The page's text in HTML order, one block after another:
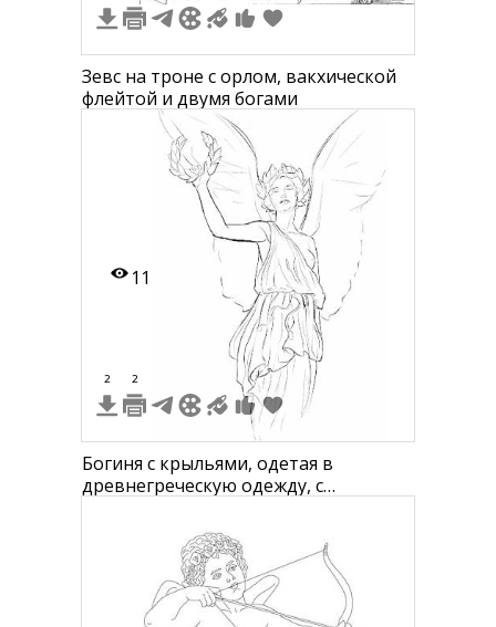
Зевс на троне с орлом, вакхической
флейтой и двумя богами
11
2 2
Богиня с крыльями, одетая в
древнегреческую одежду, с
лавровым венком в руке.